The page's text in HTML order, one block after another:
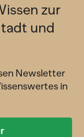
zur
und
Newsletter
in